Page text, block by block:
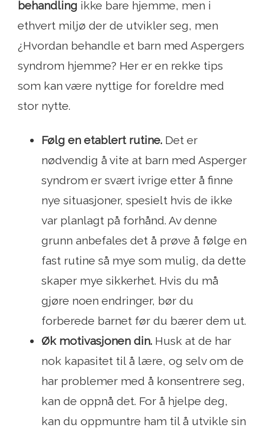
behandling ikke bare hjemme, men i
ethvert miljø der de utvikler seg, men
¿Hvordan behandle et barn med Aspergers
syndrom hjemme? Her er en rekke tips
som kan være nyttige for foreldre med
stor nytte.
Følg en etablert rutine. Det er
nødvendig å vite at barn med Asperger
syndrom er svært ivrige etter å finne
nye situasjoner, spesielt hvis de ikke
var planlagt på forhånd. Av denne
grunn anbefales det å prøve å følge en
fast rutine så mye som mulig, da dette
skaper mye sikkerhet. Hvis du må
gjøre noen endringer, bør du
forberede barnet før du bærer dem ut.
Øk motivasjonen din. Husk at de har
nok kapasitet til å lære, og selv om de
har problemer med å konsentrere seg,
kan de oppnå det. For å hjelpe deg,
kan du oppmuntre ham til å utvikle sin